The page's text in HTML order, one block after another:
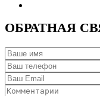
ОБРАТНАЯ